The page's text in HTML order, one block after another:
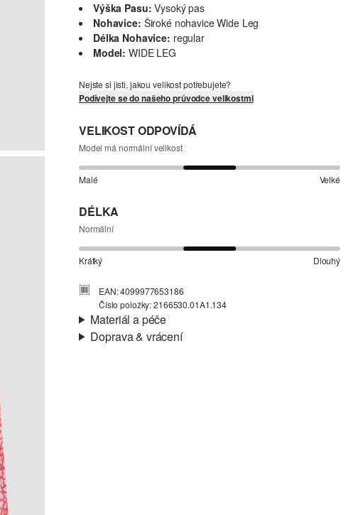
Výška Pasu: Vysoký pas
Nohavice: Široké nohavice Wide Leg
Délka Nohavice: regular
Model: WIDE LEG
Nejste si jisti, jakou velikost potřebujete?
Podívejte se do našeho průvodce velikostmi
VELIKOST ODPOVÍDÁ
Model má normální velikost
Malé Velké
DÉLKA
Normální
Krátký Dlouhý
EAN: 4099977653186
Číslo položky: 2166530.01A1.134
Materiál a péče
Doprava & vrácení